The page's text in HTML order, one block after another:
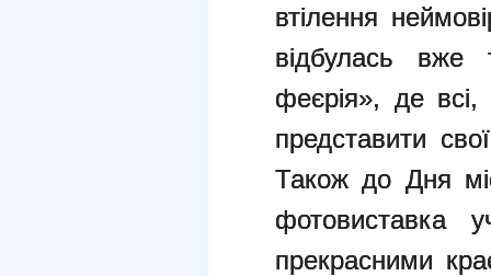
втілення
відбулась вже
феєрія», де
представити
Також до Дня
фотовиставка
прекрасними